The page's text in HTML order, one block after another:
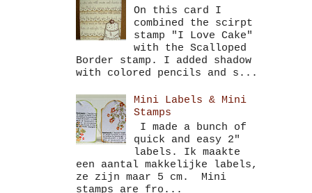
On this card I
combined the scirpt
stamp "I Love Cake"
with the Scalloped
Border stamp. I added shadow
with colored pencils and s...
Mini Labels & Mini
Stamps
I made a bunch of
quick and easy 2"
labels. Ik maakte
een aantal makkelijke labels,
ze zijn maar 5 cm. Mini
stamps are fro...